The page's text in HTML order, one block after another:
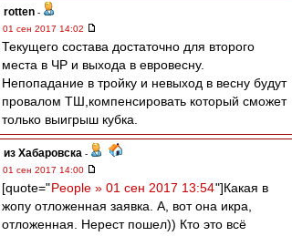
rotten -
01 сен 2017 14:02
Текущего состава достаточно для второго
места в ЧР и выхода в евровесну.
Непопадание в тройку и невыход в весну будут
провалом ТШ,компенсировать который сможет
только выигрыш кубка.
из Хабаровска -
01 сен 2017 14:00
[quote="People » 01 сен 2017 13:54"]Какая в
жопу отложенная заявка. А, вот она икра,
отложенная. Нерест пошел)) Кто это всё